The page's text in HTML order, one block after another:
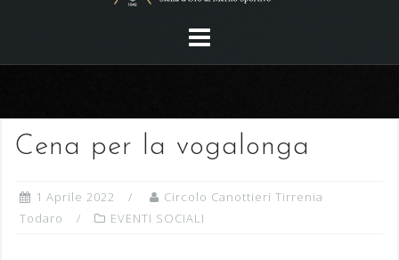
Cena per la vogalonga
1 Aprile 2022
Circolo Canottieri Tirrenia
Todaro
EVENTI SOCIALI